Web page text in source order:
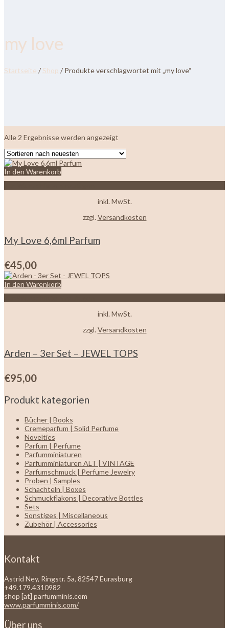
my love
Startseite / Shop / Produkte verschlagwortet mit „my love“
Alle 2 Ergebnisse werden angezeigt
sortiert
In den Warenkorb
inkl. MwSt.
zzgl. Versandkosten
My Love 6,6ml Parfum
€45,00
In den Warenkorb
inkl. MwSt.
zzgl.Versandkosten
Arden – 3er Set – JEWEL TOPS
€95,00
Produkt kategorien
Bücher | Books
Cremeparfum | Solid Perfume
Novelties
Parfum | Perfume
Parfumminiaturen
Parfumminiaturen ALT | VINTAGE
Parfumschmuck | Perfume Jewelry
Proben | Samples
Schachteln | Boxes
Schmuckflakons | Decorative Bottles
Sets
Sonstiges | Miscellaneous
Zubehör | Accessories
Kontakt
Astrid Ney, Ringstr. 5a, 82547 Eurasburg
+49.179.4310982
shop [at] parfumminis.com
www.parfumminis.com/
Über uns